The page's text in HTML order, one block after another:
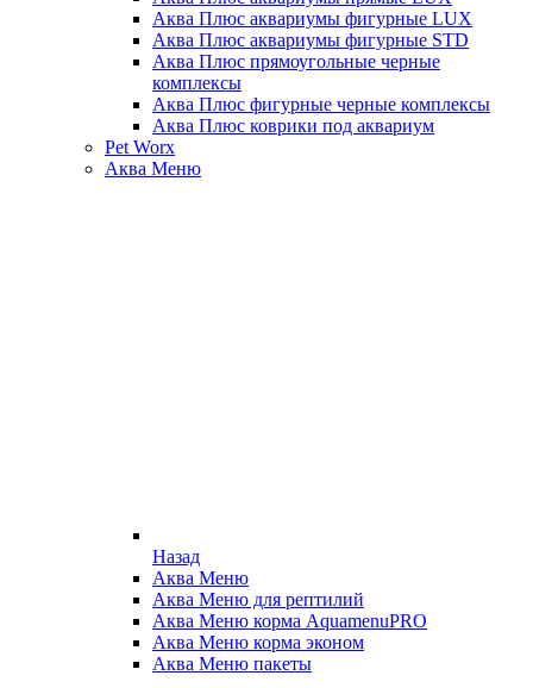
Аква Плюс аквариумы фигурные LUX
Аква Плюс аквариумы фигурные STD
Аква Плюс прямоугольные черные
комплексы
Аква Плюс фигурные черные комплексы
Аква Плюс коврики под аквариум
Pet Worx
Аква Меню
Назад
Аква Меню
Аква Меню для рептилий
Аква Меню корма AquamenuPRO
Аква Меню корма эконом
Аква Меню пакеты